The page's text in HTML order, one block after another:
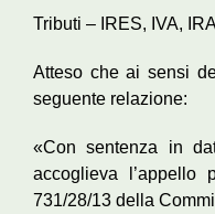
Tributi – IRES, IVA,
Atteso che ai sensi
seguente relazione:
«Con sentenza in
accoglieva l’appello
731/28/13 della